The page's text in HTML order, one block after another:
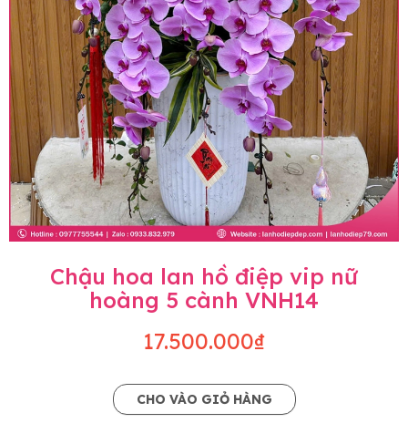
Chậu hoa lan hồ điệp vip nữ
hoàng 5 cành VNH14
17.500.000₫
CHO VÀO GIỎ HÀNG